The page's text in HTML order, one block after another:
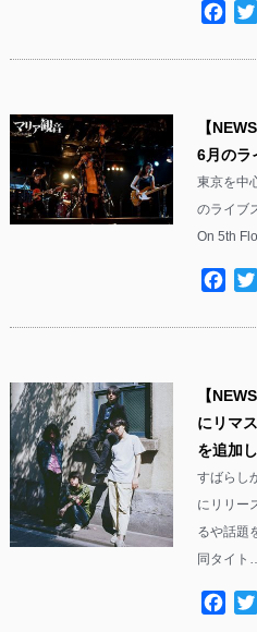
【
6月のラ
東京を中
のライブ
On 5th
【
にリマ
を追加
すばらし
にリリー
るや話題
同タイ